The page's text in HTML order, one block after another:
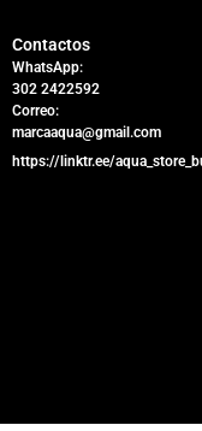
Contactos
WhatsApp:
302 2422592
Correo:
marcaaqua@gmail.com
https://linktr.ee/